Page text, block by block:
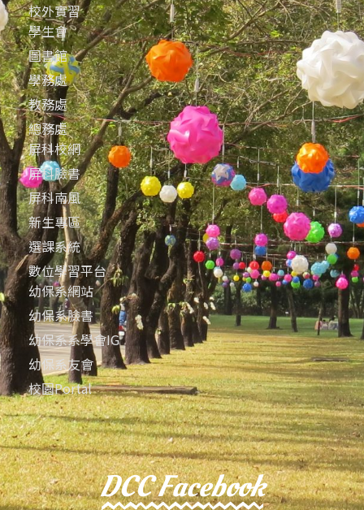
校外實習
學生會
圖書館
學務處
教務處
總務處
屏科校網
屏科臉書
屏科南風
新生專區
選課系統
數位學習平台
幼保系網站
幼保系臉書
幼保系系學會IG
幼保系友會
校園Portal
DCC Facebook